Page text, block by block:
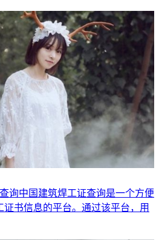
询中国建筑焊工证查询是一个方便
证书信息的平台。通过该平台，用